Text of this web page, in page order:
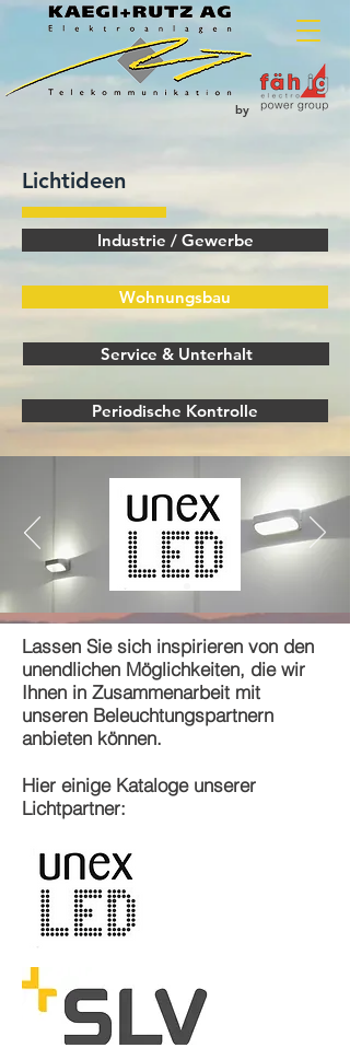
by
Lichtideen
Industrie / Gewerbe
Wohnungsbau
Service & Unterhalt
Periodische Kontrolle
Lassen Sie sich inspirieren von den
unendlichen Möglichkeiten, die wir
Ihnen in Zusammenarbeit mit
unseren Beleuchtungspartnern
anbieten können.
Hier einige Kataloge unserer
Lichtpartner: